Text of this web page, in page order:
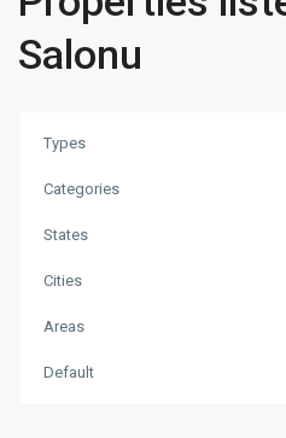
Salonu
Types
Categories
States
Cities
Areas
Default